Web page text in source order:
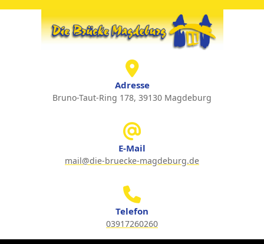
Skip
Adresse
Bruno-Taut-Ring 178, 39130 Magdeburg
E-Mail
mail@die-bruecke-magdeburg.de
Telefon
03917260260
Phone